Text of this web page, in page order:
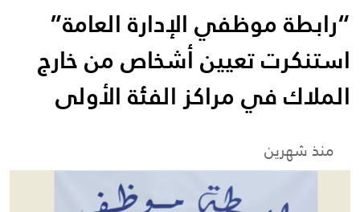
“رابطة موظفي الإدارة العامة”
استنكرت تعيين أشخاص من خارج
الملاك في مراكز الفئة الأولى
منذ شهرين